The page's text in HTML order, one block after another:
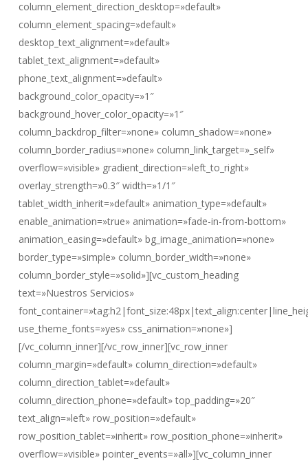
column_element_direction_desktop=»default»
column_element_spacing=»default»
desktop_text_alignment=»default»
tablet_text_alignment=»default»
phone_text_alignment=»default»
background_color_opacity=»1″
background_hover_color_opacity=»1″
column_backdrop_filter=»none» column_shadow=»none»
column_border_radius=»none» column_link_target=»_self»
overflow=»visible» gradient_direction=»left_to_right»
overlay_strength=»0.3″ width=»1/1″
tablet_width_inherit=»default» animation_type=»default»
enable_animation=»true» animation=»fade-in-from-bottom»
animation_easing=»default» bg_image_animation=»none»
border_type=»simple» column_border_width=»none»
column_border_style=»solid»][vc_custom_heading
text=»Nuestros Servicios»
use_theme_fonts=»yes» css_animation=»none»]
[/vc_column_inner][/vc_row_inner][vc_row_inner
column_margin=»default» column_direction=»default»
column_direction_tablet=»default»
column_direction_phone=»default» top_padding=»20″
text_align=»left» row_position=»default»
row_position_tablet=»inherit» row_position_phone=»inherit»
overflow=»visible» pointer_events=»all»][vc_column_inner